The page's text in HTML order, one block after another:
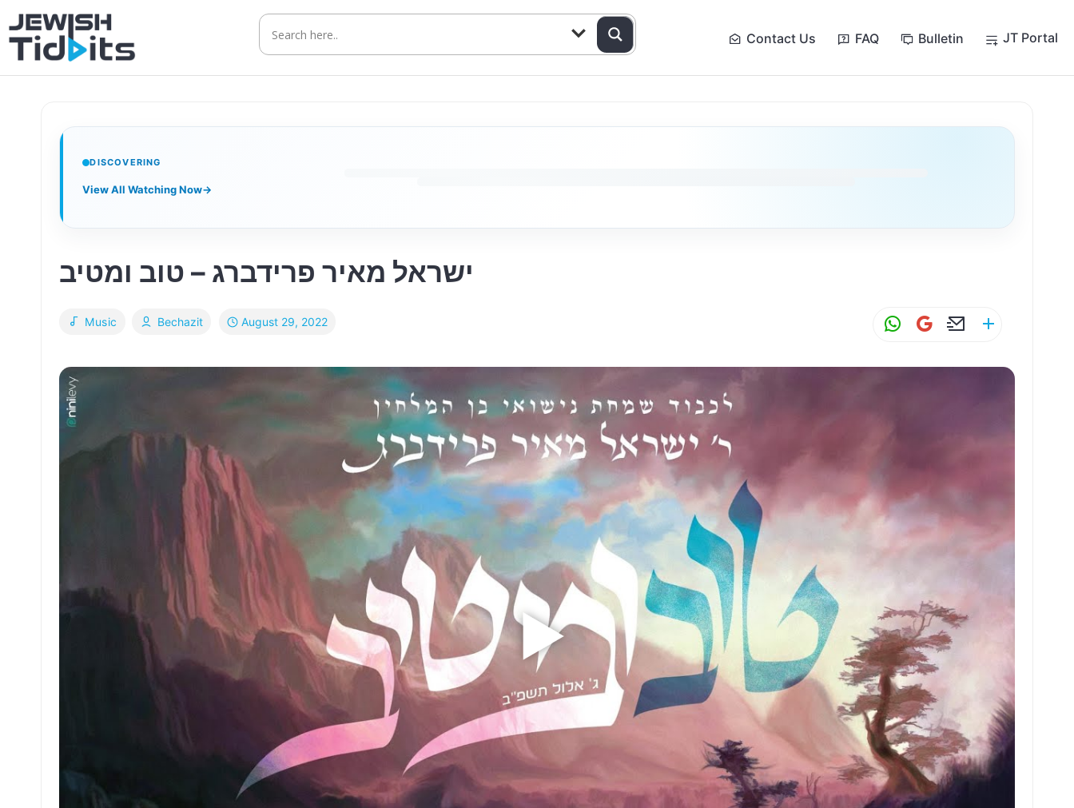
Skip
to
content
Contact Us FAQ Bulletin JT Portal
DISCOVERING
View All Watching Now→
Music
ישראל מאיר פרידברג – טוב ומטיב
Bechazit August 29, 2022
W
at
p
G
ai
E
ai
l
ar